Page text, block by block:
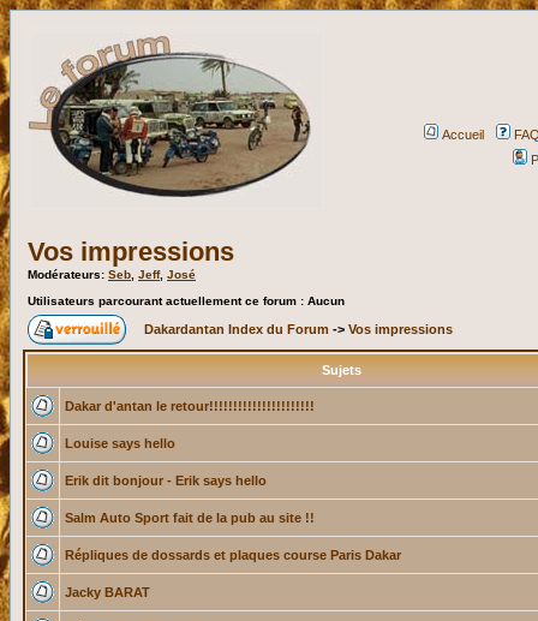
Accueil
Vos impressions
Modérateurs: Seb Jeff, José
Utilisateurs parcourant actuellement ce forum : Aucun
Dakardantan Index du Forum -> Vos impressions
Sujets
Dakar d'antan le retour!!!!!!!!!!!!!!!!!!!!!!
Louise says hello
Erik dit bonjour - Erik says hello
Salm Auto Sport fait de la pub au site !!
Répliques de dossards et plaques course Paris Dakar
Jacky BARAT